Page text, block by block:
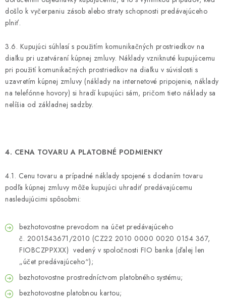
došlo k vyčerpaniu zásob alebo straty schopnosti predávajúceho
plniť.
3.6. Kupujúci súhlasí s použitím komunikačných prostriedkov na
diaľku pri uzatváraní kúpnej zmluvy. Náklady vzniknuté kupujúcemu
pri použití komunikačných prostriedkov na diaľku v súvislosti s
uzavretím kúpnej zmluvy (náklady na internetové pripojenie, náklady
na telefónne hovory) si hradí kupujúci sám, pričom tieto náklady sa
nelíšia od základnej sadzby.
4. CENA TOVARU A PLATOBNÉ PODMIENKY
4.1. Cenu tovaru a prípadné náklady spojené s dodaním tovaru
podľa kúpnej zmluvy môže kupujúci uhradiť predávajúcemu
nasledujúcimi spôsobmi:
bezhotovostne prevodom na účet predávajúceho
č. 2001543671/2010 (CZ22 2010 0000 0020 0154 367,
FIOBCZPPXXX) vedený v spoločnosti FIO banka (ďalej len
„účet predávajúceho“);
bezhotovostne prostredníctvom platobného systému;
bezhotovostne platobnou kartou;